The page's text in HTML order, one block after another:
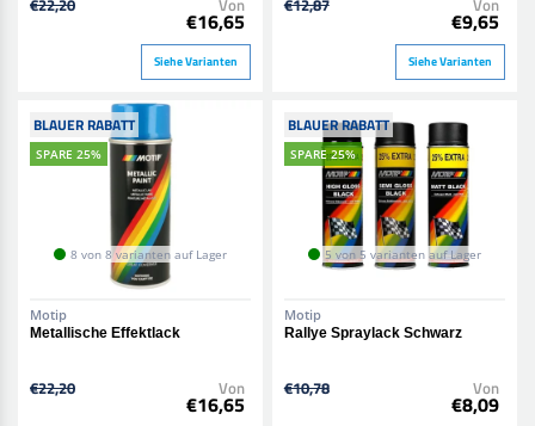
€16,65
Siehe Varianten
€9,65
Siehe Varianten
BLAUER RABATT
SPARE 25%
8 von 8 varianten auf Lager
Motip
Metallische Effektlack
€22,20 Von
€16,65
BLAUER RABATT
SPARE 25%
5 von 5 varianten auf Lager
Motip
Rallye Spraylack Schwarz
€10,78 Von
€8,09